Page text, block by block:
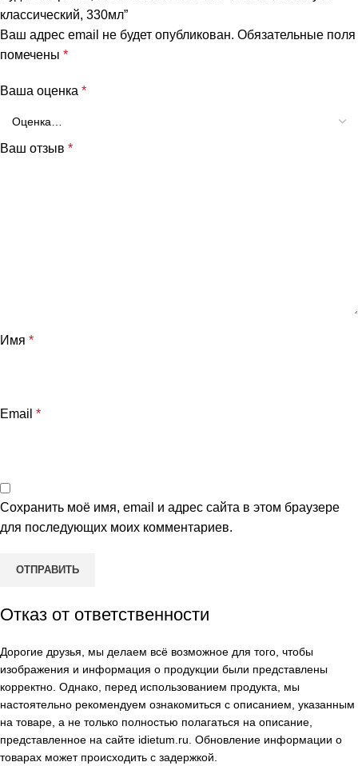
классический, 330мл”
Ваш адрес email не будет опубликован. Обязательные поля
помечены *
Ваша оценка *
Ваш отзыв *
Имя *
Email *
Сохранить моё имя, email и адрес сайта в этом браузере
для последующих моих комментариев.
Отказ от ответственности
Дорогие друзья, мы делаем всё возможное для того, чтобы
изображения и информация о продукции были представлены
корректно. Однако, перед использованием продукта, мы
настоятельно рекомендуем ознакомиться с описанием, указанным
на товаре, а не только полностью полагаться на описание,
представленное на сайте idietum.ru . Обновление информации о
товарах может происходить с задержкой.